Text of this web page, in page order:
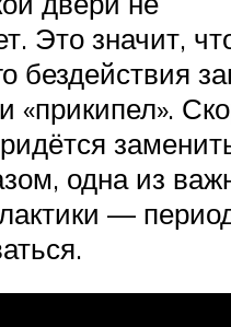
Это значит,
бездействия
«прикипел».
одна из
—